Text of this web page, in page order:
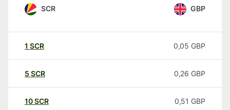
SCR GBP
1 SCR 0,05 GBP
5 SCR 0,26 GBP
10SCR 0,51 GBP